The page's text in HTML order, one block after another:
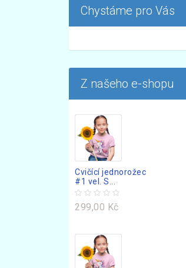
Chystáme pro Vás
Z našeho e-shopu
Cvičící jednorožec
#1 vel. S...
299,00 Kč